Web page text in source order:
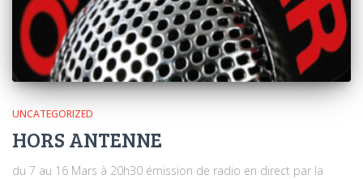
UNCATEGORIZED
HORS ANTENNE
du 7 au 16 Mars à 20h30 émission de radio en direct par la